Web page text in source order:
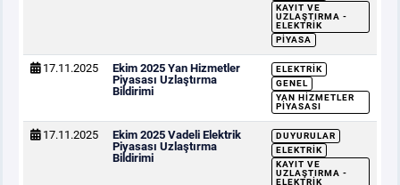
KAYIT VE
UZLAŞTIRMA -
ELEKTRIK
PIYASA
17.11.2025
Ekim 2025 Yan Hizmetler
Piyasası Uzlaştırma
Bildirimi
ELEKTRIK
GENEL
YAN HIZMETLER
PIYASASI
17.11.2025
Ekim 2025 Vadeli Elektrik
Piyasası Uzlaştırma
Bildirimi
DUYURULAR
ELEKTRIK
KAYIT VE
UZLAŞTIRMA -
ELEKTRIK